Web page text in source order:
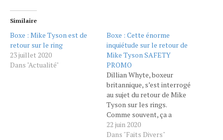
Similaire
Boxe : Mike Tyson est de
retour sur le ring
23 juillet 2020
Dans "Actualité"
Boxe : Cette énorme
inquiétude sur le retour de
Mike Tyson SAFETY
PROMO
Dillian Whyte, boxeur
britannique, s’est interrogé
au sujet du retour de Mike
Tyson sur les rings.
Comme souvent, ça a
commencé par une rumeur.
C’est ensuite devenu une
22 juin 2020
Dans "Faits Divers"